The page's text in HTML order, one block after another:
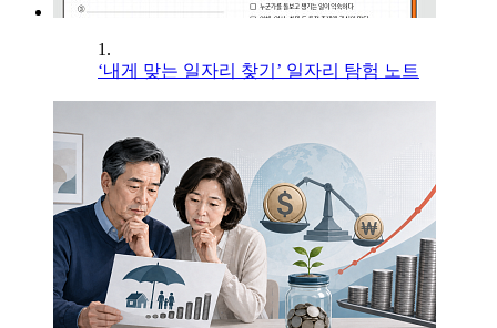
1.
‘내게 맞는 일자리 찾기’ 일자리 탐험 노트